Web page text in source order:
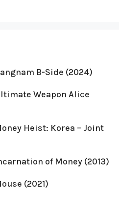
B-Side (2024)
Weapon Alice
Heist: Korea – Joint
of Money (2013)
(2021)